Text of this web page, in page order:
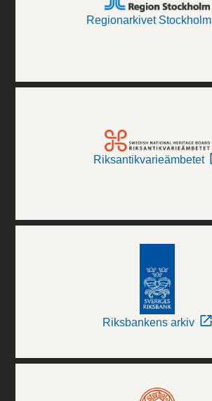
Regionarkivet Stockholm
Riksantikvarieämbetet
Riksbankens arkiv